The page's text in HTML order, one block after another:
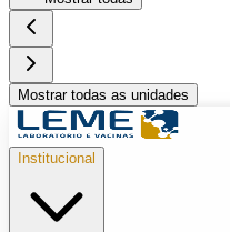
Mostrar todas as unidades
Institucional